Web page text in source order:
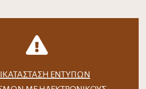
ΈΝΤΥΠΩΝ